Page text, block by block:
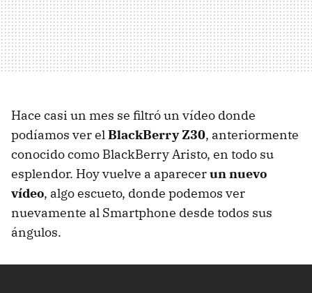
Hace casi un mes se filtró un vídeo donde
podíamos ver elBlackBerry Z30, anteriormente
conocido como BlackBerry Aristo, en todo su
esplendor. Hoy vuelve a aparecerun nuevo
vídeo, algo escueto, donde podemos ver
nuevamente al Smartphone desde todos sus
ángulos.